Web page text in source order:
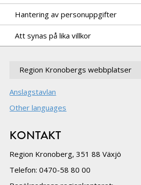
Hantering av personuppgifter
Att synas på lika villkor
Region Kronobergs webbplatser
Anslagstavlan
Other languages
KONTAKT
Region Kronoberg, 351 88 Växjö
Telefon: 0470-58 80 00